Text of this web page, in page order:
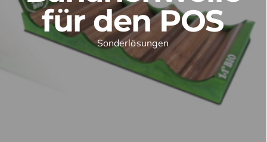
für den POS
Sonderlösungen